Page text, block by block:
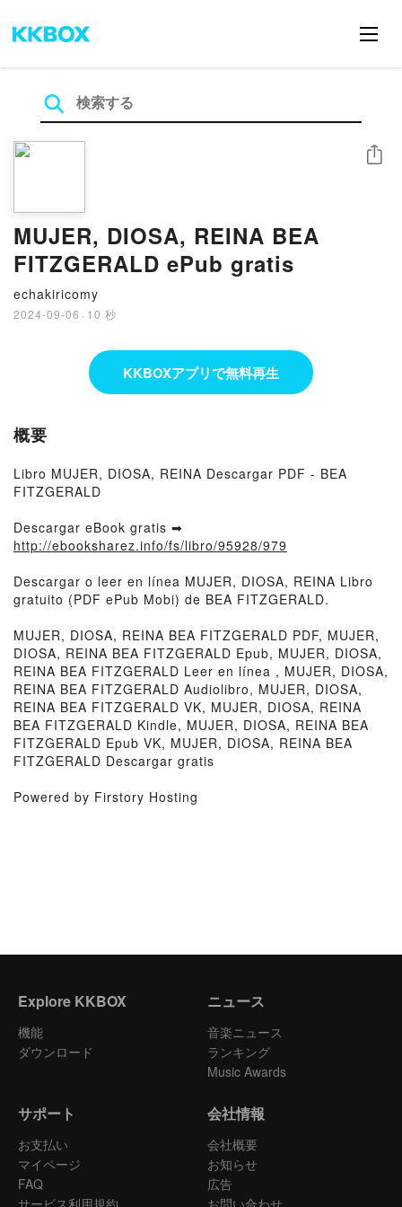
MUJER, DIOSA, REINA BEA
FITZGERALD ePub gratis
echakiricomy
2024-09-06 · 10 秒
シェア
KKBOXアプリで無料再生
概要
Libro MUJER, DIOSA, REINA Descargar PDF - BEA
FITZGERALD
Descargar eBook gratis ➡
http://ebooksharez.info/fs/libro/95928/979
Descargar o leer en línea MUJER, DIOSA, REINA Libro
gratuito (PDF ePub Mobi) de BEA FITZGERALD.
MUJER, DIOSA, REINA BEA FITZGERALD PDF, MUJER,
DIOSA, REINA BEA FITZGERALD Epub, MUJER, DIOSA,
REINA BEA FITZGERALD Leer en línea , MUJER, DIOSA,
REINA BEA FITZGERALD Audiolibro, MUJER, DIOSA,
REINA BEA FITZGERALD VK, MUJER, DIOSA, REINA
BEA FITZGERALD Kindle, MUJER, DIOSA, REINA BEA
FITZGERALD Epub VK, MUJER, DIOSA, REINA BEA
FITZGERALD Descargar gratis
Powered by Firstory Hosting
Explore KKBOX
機能
ダウンロード
ニュース
音楽ニュース
ランキング
Music Awards
サポート
お支払い
マイページ
FAQ
サービス利用規約
会社情報
会社概要
お知らせ
広告
お問い合わせ